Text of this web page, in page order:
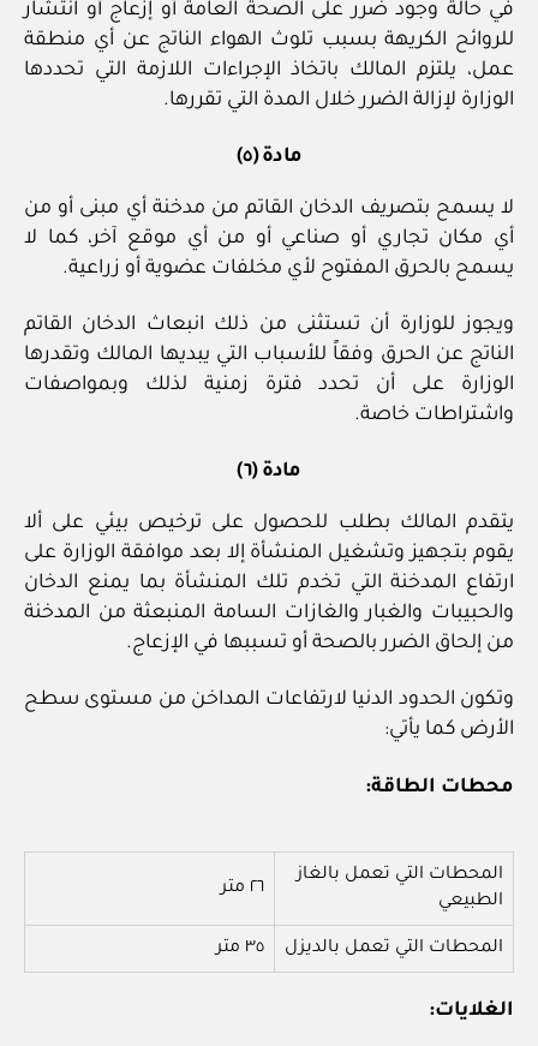
في حالة وجود ضرر على الصحة العامة أو إزعاج أو انتشار
للروائح الكريهة بسبب تلوث الهواء الناتج عن أي منطقة
عمل، يلتزم المالك باتخاذ الإجراءات اللازمة التي تحددها
الوزارة لإزالة الضرر خلال المدة التي تقررها.
مادة (٥)
لا يسمح بتصريف الدخان القاتم من مدخنة أي مبنى أو من
أي مكان تجاري أو صناعي أو من أي موقع آخر، كما لا
يسمح بالحرق المفتوح لأي مخلفات عضوية أو زراعية.
ويجوز للوزارة أن تستثنى من ذلك انبعاث الدخان القاتم
الناتج عن الحرق وفقاً للأسباب التي يبديها المالك وتقدرها
الوزارة على أن تحدد فترة زمنية لذلك وبمواصفات
واشتراطات خاصة.
مادة (٦)
يتقدم المالك بطلب للحصول على ترخيص بيئي على ألا
يقوم بتجهيز وتشغيل المنشأة إلا بعد موافقة الوزارة على
ارتفاع المدخنة التي تخدم تلك المنشأة بما يمنع الدخان
والحبيبات والغبار والغازات السامة المنبعثة من المدخنة
من إلحاق الضرر بالصحة أو تسببها في الإزعاج.
وتكون الحدود الدنيا لارتفاعات المداخن من مستوى سطح
الأرض كما يأتي:
محطات الطاقة:
المحطات التي تعمل بالغاز
الطبيعي
٢٦ متر
المحطات التي تعمل بالديزل ٣٥ متر
الغلايات: